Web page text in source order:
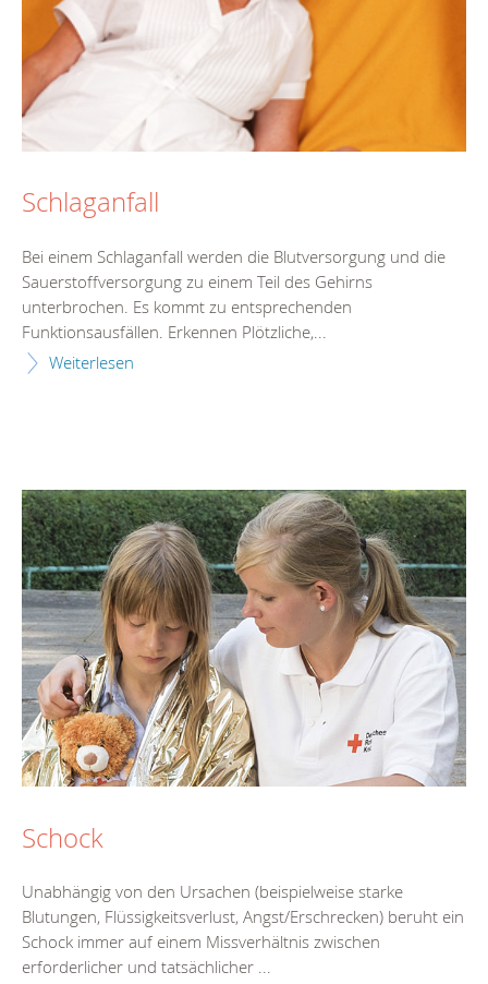
Schlaganfall
Bei einem Schlaganfall werden die Blutversorgung und die
Sauerstoffversorgung zu einem Teil des Gehirns
unterbrochen. Es kommt zu entsprechenden
Funktionsausfällen. Erkennen Plötzliche,...
Weiterlesen
Schock
Unabhängig von den Ursachen (beispielweise starke
Blutungen, Flüssigkeitsverlust, Angst/Erschrecken) beruht ein
Schock immer auf einem Missverhältnis zwischen
erforderlicher und tatsächlicher ...